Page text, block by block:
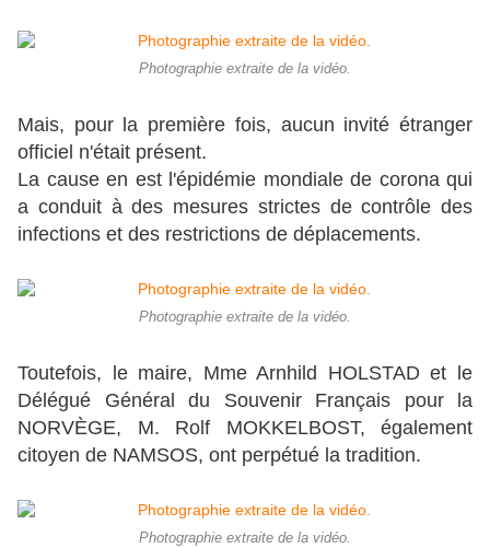
Photographie extraite de la vidéo.
Mais, pour la première fois, aucun invité étranger
officiel n'était présent.
La cause en est l'épidémie mondiale de corona qui
a conduit à des mesures strictes de contrôle des
infections et des restrictions de déplacements.
Photographie extraite de la vidéo.
Toutefois, le maire, Mme Arnhild HOLSTAD et le
Délégué Général du Souvenir Français pour la
NORVÈGE, M. Rolf MOKKELBOST, également
citoyen de NAMSOS, ont perpétué la tradition.
Photographie extraite de la vidéo.